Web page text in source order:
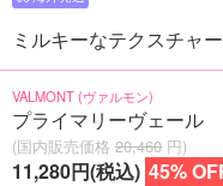
ミルキーなテクスチャ
VALMONT (ヴァルモン)
プライマリーヴェール
(国内販売価格 20,460 円)
11,280円(税込) 45%